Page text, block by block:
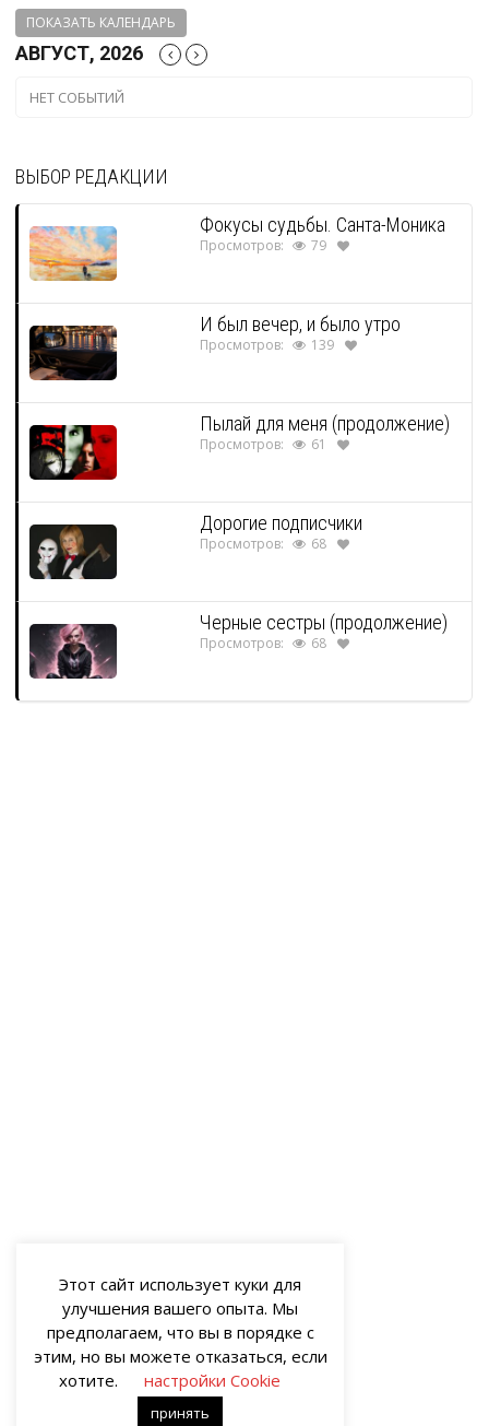
ПОКАЗАТЬ КАЛЕНДАРЬ
АВГУСТ, 2026
НЕТ СОБЫТИЙ
ВЫБОР РЕДАКЦИИ
Фокусы судьбы. Санта-Моника
Просмотров: 79
И был вечер, и было утро
Просмотров: 139
Пылай для меня (продолжение)
Просмотров: 61
Дорогие подписчики
Просмотров: 68
Черные сестры (продолжение)
Просмотров: 68
Этот сайт использует куки для
улучшения вашего опыта. Мы
предполагаем, что вы в порядке с
этим, но вы можете отказаться, если
хотите.
настройки Cookie
принять